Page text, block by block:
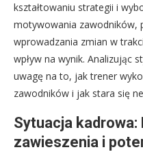
kształtowaniu strategii i
motywowania zawodników,
wprowadzania zmian w
wpływ na wynik. Analizując
uwagę na to, jak trener
zawodników i jak stara się
Sytuacja kadrowa:
zawieszenia i